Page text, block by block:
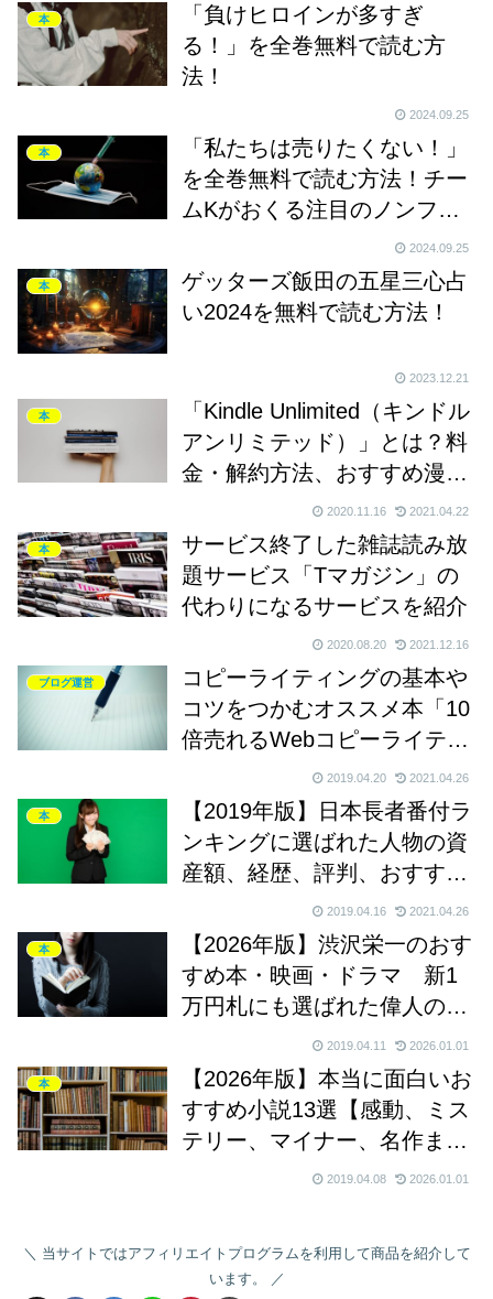
本
「負けヒロインが多すぎ
る！」を全巻無料で読む方
法！
2024.09.25
本
「私たちは売りたくない！」
を全巻無料で読む方法！チー
ムKがおくる注目のノンフィ
2024.09.25
本
ゲッターズ飯田の五星三心占
い2024を無料で読む方法！
2023.12.21
本
「Kindle Unlimited（キンドル
アンリミテッド）」とは？料
金・解約方法、おすすめ漫画
などを徹底解説2020.11.16 2021.04.22
本
サービス終了した雑誌読み放
題サービス「Tマガジン」の
代わりになるサービスを紹介
2020.08.20 2021.12.16
ブログ運営
コピーライティングの基本や
コツをつかむオススメ本「10
倍売れるWebコピーライティ
2019.04.20 2021.04.26
本
【2019年版】日本長者番付ラ
ンキングに選ばれた人物の資
産額、経歴、評判、おすすめ
2019.04.16 2021.04.26
本
【2026年版】渋沢栄一のおす
すめ本・映画・ドラマ 新1
万円札にも選ばれた偉人の残
した会社や功績とは
2019.04.11 2026.01.01
本
【2026年版】本当に面白いお
すすめ小説13選【感動、ミス
テリー、マイナー、名作ま
2019.04.08 2026.01.01
当サイトではアフィリエイトプログラムを利用して商品を紹介して
います。